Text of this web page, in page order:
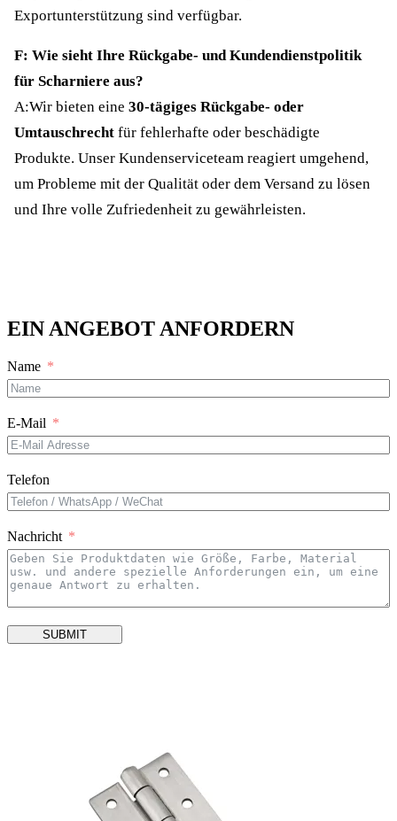
Exportunterstützung sind verfügbar.
F: Wie sieht Ihre Rückgabe- und Kundendienstpolitik
für Scharniere aus?
A:Wir bieten eine 30-tägiges Rückgabe- oder
Umtauschrecht für fehlerhafte oder beschädigte
Produkte. Unser Kundenserviceteam reagiert umgehend,
um Probleme mit der Qualität oder dem Versand zu lösen
und Ihre volle Zufriedenheit zu gewährleisten.
EIN ANGEBOT ANFORDERN
Name
E-Mail
Telefon
Nachricht
SUBMIT